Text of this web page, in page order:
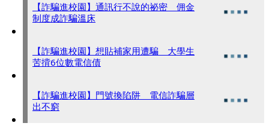
【詐騙進校園】通訊行不說的祕密 佣金
制度成詐騙溫床
【詐騙進校園】想貼補家用遭騙 大學生
苦揹6位數電信債
【詐騙進校園】門號換陷阱 電信詐騙層
出不窮